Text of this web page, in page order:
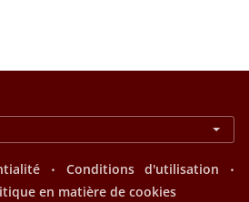
. Conditions d'utilisation .
en matière de cookies